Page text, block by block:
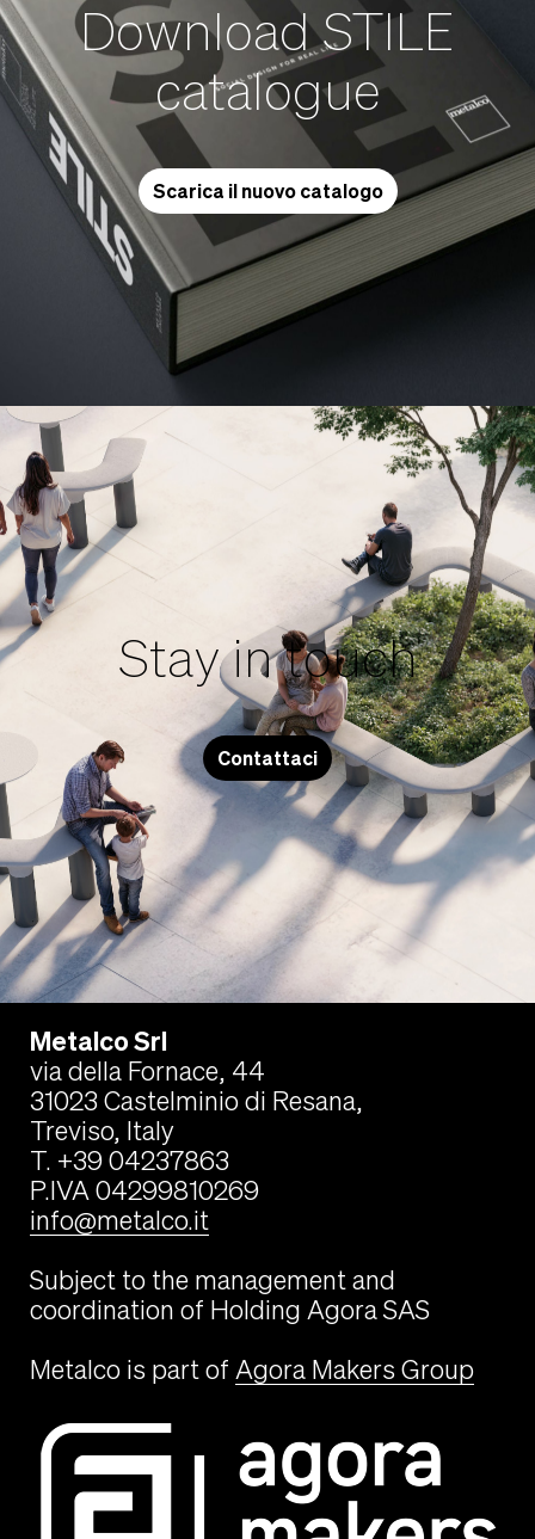
Download STILE
catalogue
Scarica il nuovo catalogo
Stay in touch
Contattaci
Metalco Srl
via della Fornace, 44
31023 Castelminio di Resana,
Treviso, Italy
T. +39 04237863
P.IVA 04299810269
info@metalco.it
Subject to the management and
coordination of Holding Agora SAS
Metalco is part of Agora Makers Group